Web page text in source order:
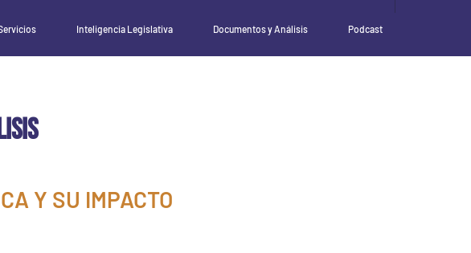
Inteligencia Legislativa Documentos y Análisis Podcast
Y SU IMPACTO